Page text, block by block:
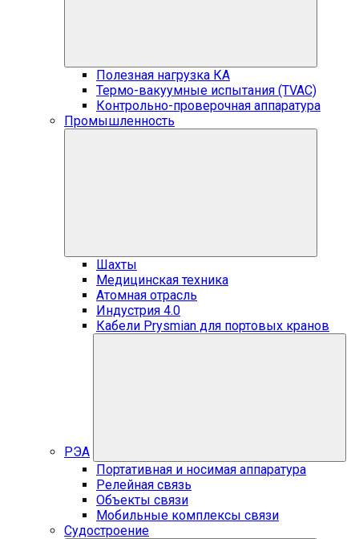
Полезная нагрузка КА
Термо-вакуумные испытания (TVAC)
Контрольно-проверочная аппаратура
Промышленность
Шахты
Медицинская техника
Атомная отрасль
Индустрия 4.0
Кабели Prysmian для портовых кранов
РЭА
Портативная и носимая аппаратура
Релейная связь
Объекты связи
Мобильные комплексы связи
Судостроение